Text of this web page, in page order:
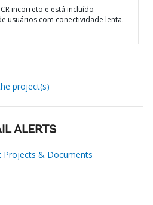
incorreto e está incluído
usuários com conectividade lenta.
project(s)
ALERTS
Projects & Documents